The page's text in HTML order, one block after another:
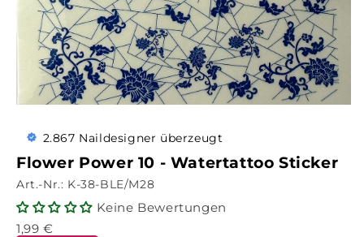
2.867 Naildesigner überzeugt
Flower Power 10 - Watertattoo Sticker
Art.-Nr.: K-38-BLE/M28
Keine Bewertungen
1,99 €